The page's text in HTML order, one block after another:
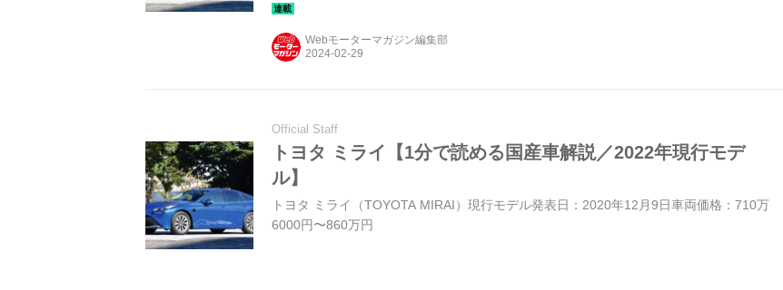
Webモーターマガジン編集部
Official Staff
トヨタ ミライ【1分で読める国産車解説／2022年現行モデ
ル】
トヨタ ミライ（TOYOTA MIRAI）現行モデル発表日：2020年12月9日車両価格：710万
6000円〜860万円